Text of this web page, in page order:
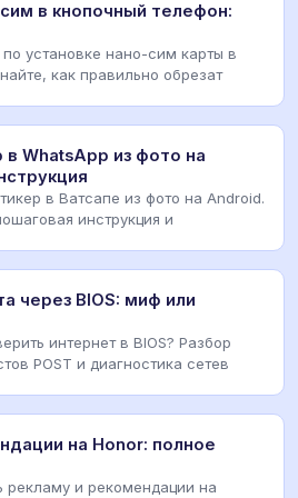
в кнопочный телефон:
установке нано-сим карты в
как правильно обрезат
в WhatsApp из фото на
в Ватсапе из фото на Android.
инструкция и
через BIOS: миф или
интернет в BIOS? Разбор
POST и диагностика сетев
на Honor: полное
рекламу и рекомендации на